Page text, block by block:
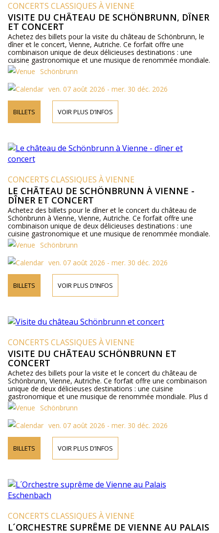
CONCERTS CLASSIQUES À VIENNE
VISITE DU CHÂTEAU DE SCHÖNBRUNN, DÎNER
ET CONCERT
Achetez des billets pour la visite du château de Schönbrunn, le
dîner et le concert, Vienne, Autriche. Ce forfait offre une
combinaison unique de deux délicieuses destinations : une
cuisine gastronomique et une musique de renommée mondiale.
Plus d´informations sur les artistes, le programme et les tarifs
en ligne et par téléphone.
Schönbrunn
ven. 07 août 2026 - mer. 30 déc. 2026
BILLETS VOIR PLUS D’INFOS
CONCERTS CLASSIQUES À VIENNE
LE CHÂTEAU DE SCHÖNBRUNN À VIENNE -
DÎNER ET CONCERT
Achetez des billets pour le dîner et le concert du château de
Schönbrunn à Vienne, Vienne, Autriche. Ce forfait offre une
combinaison unique de deux délicieuses destinations : une
cuisine gastronomique et une musique de renommée mondiale.
Plus d´informations sur les artistes, le programme et les tarifs
en ligne et par téléphone.
Schönbrunn
ven. 07 août 2026 - mer. 30 déc. 2026
BILLETS VOIR PLUS D’INFOS
CONCERTS CLASSIQUES À VIENNE
VISITE DU CHÂTEAU SCHÖNBRUNN ET
CONCERT
Achetez des billets pour la visite et le concert du château de
Schönbrunn, Vienne, Autriche. Ce forfait offre une combinaison
unique de deux délicieuses destinations : une cuisine
gastronomique et une musique de renommée mondiale. Plus d
´informations sur les artistes, le programme et les tarifs en ligne
et par téléphone.
Schönbrunn
ven. 07 août 2026 - mer. 30 déc. 2026
BILLETS VOIR PLUS D’INFOS
CONCERTS CLASSIQUES À VIENNE
L´ORCHESTRE SUPRÊME DE VIENNE AU PALAIS